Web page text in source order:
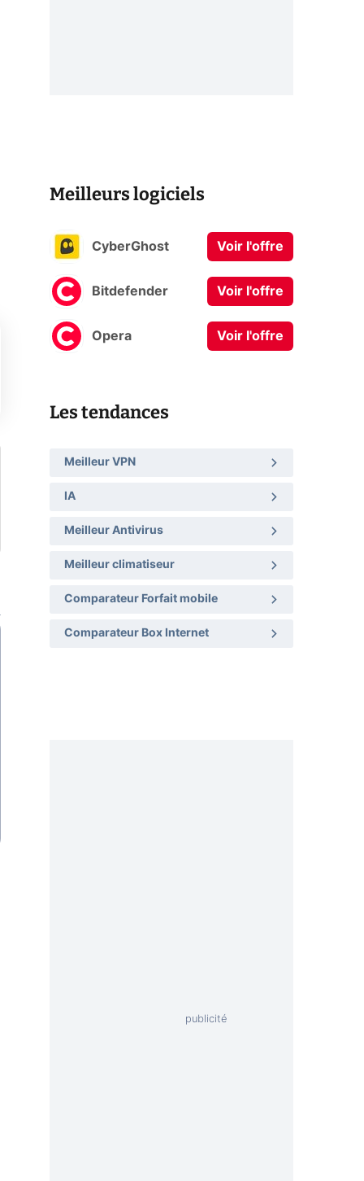
Meilleurs logiciels
CyberGhost Voir l'offre
Bitdefender Voir l'offre
Opera Voir l'offre
Les tendances
Meilleur VPN
IA
Meilleur Antivirus
Meilleur climatiseur
Comparateur Forfait mobile
Comparateur Box Internet